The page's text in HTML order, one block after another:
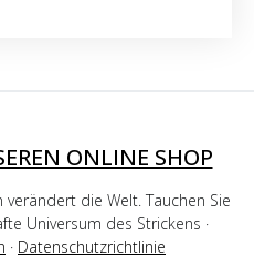
ONLINE SHOP
die Welt. Tauchen Sie
Universum des Strickens ·
· Datenschutzrichtlinie